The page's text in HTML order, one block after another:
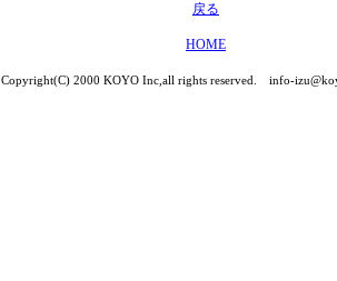
戻る
HOME
Copyright(C) 2000 KOYO Inc,all rights reserved. info-